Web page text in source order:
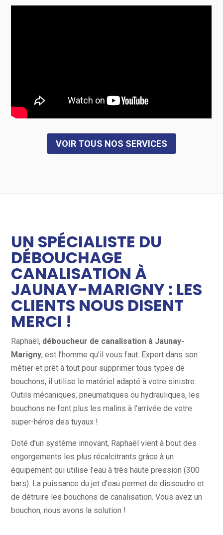
VOIR TOUS NOS SERVICES
UN SPÉCIALISTE DU
DÉBOUCHAGE
CANALISATION À
JAUNAY-MARIGNY : LES
CLIENTS NOUS DISENT
MERCI !
Raphaël, déboucheur de canalisation à Jaunay-
Marigny, est l’homme qu’il vous faut. Expert dans son
métier et prêt à tout pour supprimer tous types de
bouchons, il utilise le matériel adapté à votre sinistre.
Outils mécaniques, pneumatiques ou hydrauliques, les
bouchons ne font plus les malins à l’arrivée de votre
super-héros des tuyaux !
Doté d’un système innovant, Raphaël vient à bout des
engorgements les plus récalcitrants grâce à un
équipement qui utilise l’eau à très haute pression (300
bars). La puissance du jet d’eau permet de dissoudre et
de détruire les bouchons de canalisation. Vous avez un
bouchon, nous avons la solution !